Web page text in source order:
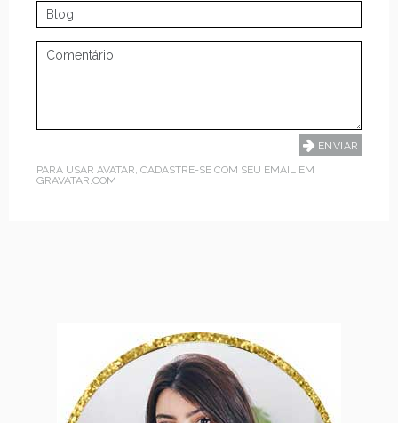
PARA USAR AVATAR, CADASTRE-SE COM SEU EMAIL EM
GRAVATAR.COM